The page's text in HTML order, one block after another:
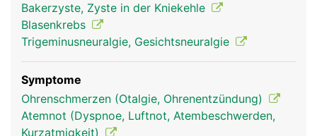
Bakerzyste, Zyste in der Kniekehle
Blasenkrebs
Trigeminusneuralgie, Gesichtsneuralgie
Symptome
Ohrenschmerzen (Otalgie, Ohrenentzündung)
Atemnot (Dyspnoe, Luftnot, Atembeschwerden,
Kurzatmigkeit)